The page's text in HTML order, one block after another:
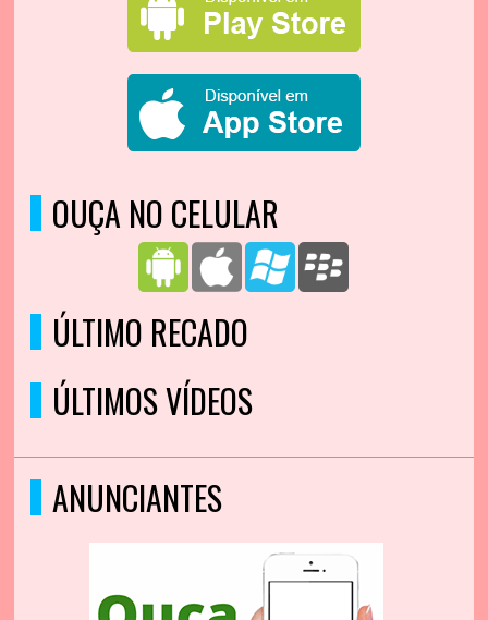
OUÇA NO CELULAR
ÚLTIMO RECADO
ÚLTIMOS VÍDEOS
ANUNCIANTES